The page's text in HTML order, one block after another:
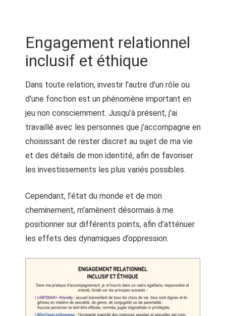
Engagement relationnel
inclusif et éthique
Dans toute relation, investir l’autre d’un rôle ou
d’une fonction est un phénomène important en
jeu non consciemment. Jusqu’à présent, j’ai
travaillé avec les personnes que j’accompagne en
choisissant de rester discret au sujet de ma vie
et des détails de mon identité, afin de favoriser
les investissements les plus variés possibles.
Cependant, l’état du monde et de mon
cheminement, m’amènent désormais à me
positionner sur différents points, afin d’atténuer
les effets des dynamiques d’oppression.